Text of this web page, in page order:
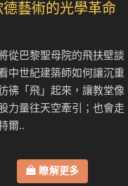
德藝術的光學革命
從巴黎聖母院的飛扶壁談
中世紀建築師如何讓沉重
彿「飛」起來，讓教堂像
力量往天空牽引；也會走
爾..
瞭解更多